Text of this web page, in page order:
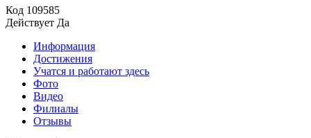
Код 109585
Действует Да
Информация
Достижения
Учатся и работают здесь
Фото
Видео
Филиалы
Отзывы